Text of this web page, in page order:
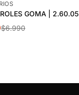
GOMA | 2.60.05
$6.990